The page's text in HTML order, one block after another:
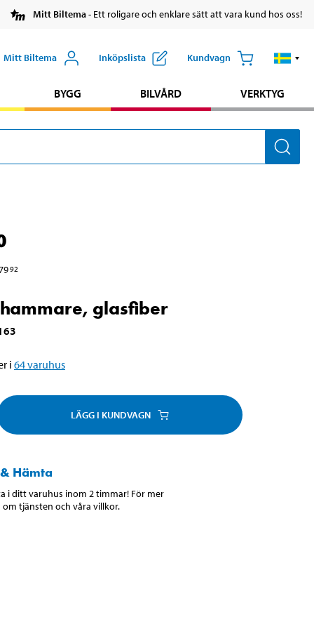
Mitt Biltema- Ett roligare och enklare sätt att vara kund hos oss!
Mitt Biltema Inköpslista Kundvagn
BYGG BILVÅRD VERKTYG
92
glasfiber
i 64varuhus
LÄGG I KUNDVAGN
Hämta
i ditt varuhus inom 2 timmar! För mer
tjänsten och våra villkor.